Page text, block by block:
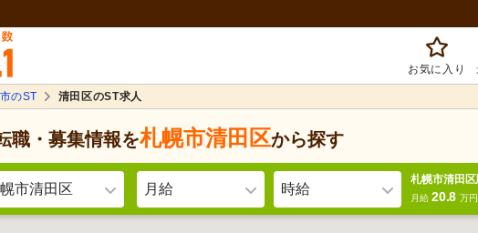
お気に入り
のST 清田区のST求人
職・募集情報を札幌市清田区から探す
市清田区 月給 時給
札幌市清田
月給 20.8万円